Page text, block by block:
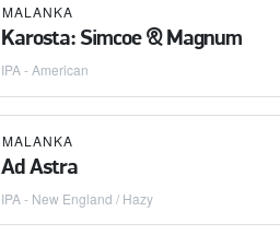
MALANKA
Karosta: Simcoe & Magnum
IPA - American
MALANKA
Ad Astra
IPA - New England / Hazy